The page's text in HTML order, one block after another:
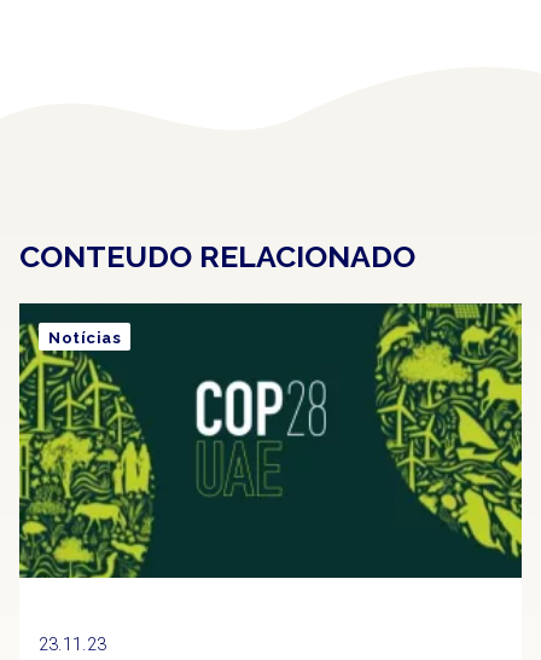
CONTEUDO RELACIONADO
23.11.23
Notícias